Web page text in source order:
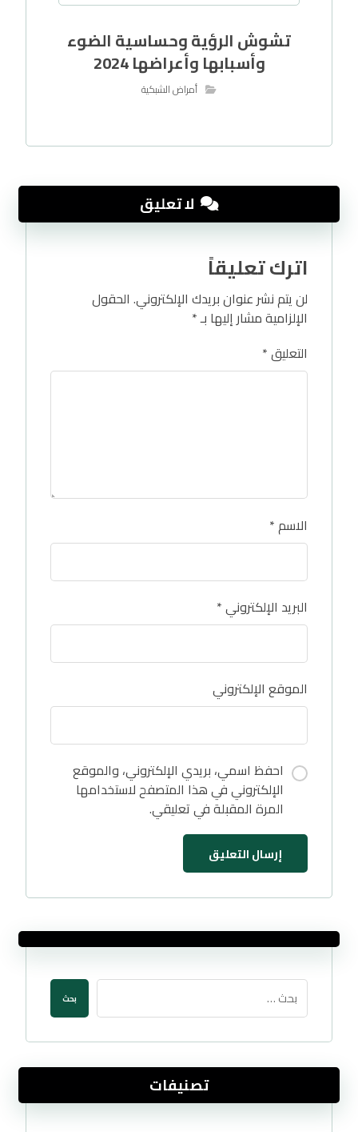
تشوش الرؤية وحساسية الضوء
وأسبابها وأعراضها 2024
أمراض الشبكية
لا تعليق
اترك تعليقاً
لن يتم نشر عنوان بريدك الإلكتروني. الحقول
الإلزامية مشار إليها بـ*
التعليق*
الاسم*
البريد الإلكتروني*
الموقع الإلكتروني
احفظ اسمي، بريدي الإلكتروني، والموقع
الإلكتروني في هذا المتصفح لاستخدامها
المرة المقبلة في تعليقي.
تصنيفات